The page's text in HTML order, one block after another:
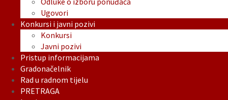
Ugovori
Konkursi i javni pozivi
Konkursi
Javni pozivi
Pristup informacijama
Gradonačelnik
Rad u radnom tijelu
PRETRAGA